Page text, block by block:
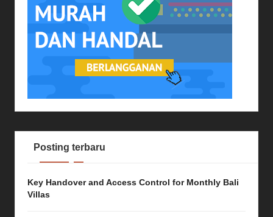
Posting terbaru
Key Handover and Access Control for Monthly Bali
Villas